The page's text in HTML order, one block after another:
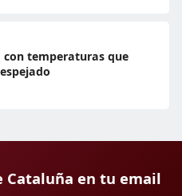
con temperaturas que
Cataluña en tu email